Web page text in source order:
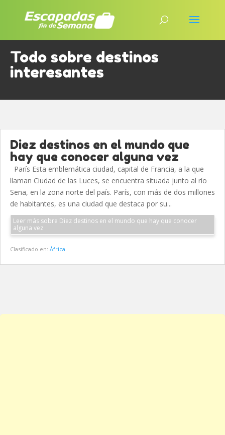
Todo sobre destinos
interesantes
Diez destinos en el mundo que
hay que conocer alguna vez
París Esta emblemática ciudad, capital de Francia, a la que
llaman Ciudad de las Luces, se encuentra situada junto al río
Sena, en la zona norte del país. París, con más de dos millones
de habitantes, es una ciudad que destaca por su...
Leer más sobre Diez destinos en el mundo que hay que conocer
alguna vez
Clasificado en: África